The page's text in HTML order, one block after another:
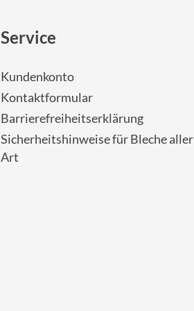
Service
Kundenkonto
Kontaktformular
Barrierefreiheitserklärung
Sicherheitshinweise für Bleche aller
Art